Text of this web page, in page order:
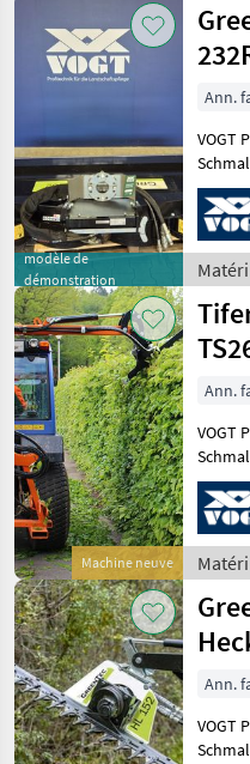
Catégorie 3 Pays
matériel
forestier
Materiels
Pour L
Entretien
Des Arbres
Cisailles
A Haies
CHOISIR
UNE
CATÉGORIE
Greentec
14
Sonstige
14
Tifermec
4
MARKETPLACE
Marketplace
Offres des
distributeurs
Afficher
résultats
modèle de
démonstration
/
Ann.
VOGT
100
pour
des
Machine neuve
/
Ann.
VOGT
100
pour
des
/
Ann.
VOGT